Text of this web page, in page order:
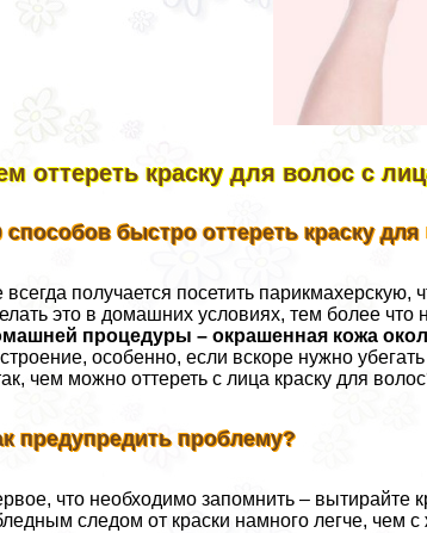
оттереть краску для волос с
способов быстро оттереть краску
всегда получается посетить
это в домашних условиях, тем более что
процедуры – окрашенная кожа
особенно, если вскоре нужно
чем можно оттереть с лица краску для
предупредить проблему?
что необходимо запомнить – вытирайте
следом от краски намного легче, чем